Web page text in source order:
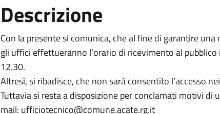
Descrizione
Con la presente si comunica, che al fine di garantire
gli uffici effettueranno l’orario di ricevimento al
12.30.
Altresì, si ribadisce, che non sarà consentito l’accesso
Tuttavia si resta a disposizione per conclamati motivi
mail: ufficiotecnico@comune.acate.rg.it